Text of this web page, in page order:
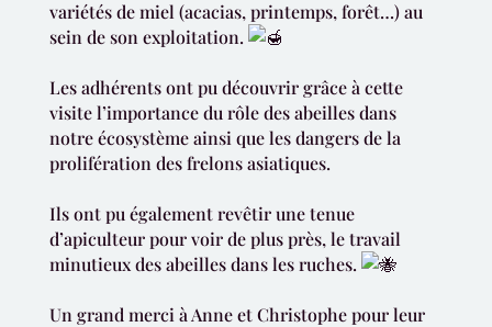
variétés de miel (acacias, printemps, forêt…) au
sein de son exploitation.
Les adhérents ont pu découvrir grâce à cette
visite l’importance du rôle des abeilles dans
notre écosystème ainsi que les dangers de la
prolifération des frelons asiatiques.
Ils ont pu également revêtir une tenue
d’apiculteur pour voir de plus près, le travail
minutieux des abeilles dans les ruches.
Un grand merci à Anne et Christophe pour leur